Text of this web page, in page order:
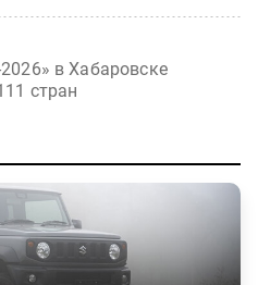
в Хабаровске
стран